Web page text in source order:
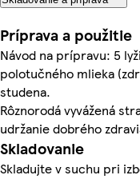
Príprava a použitie
Návod na prípravu: 5
polotučného mlieka
studena.
Rôznorodá vyvážená
udržanie dobrého
Skladovanie
Skladujte v suchu pri